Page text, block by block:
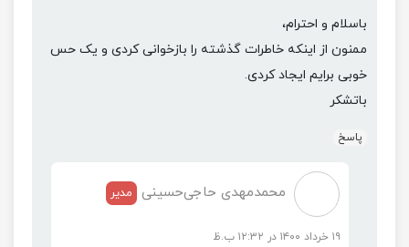
باسلام و احترام،
ممنون از اینکه خاطرات گذشته را بازخوانی کردی و یک حس
خوبی برایم ایجاد کردی.
باتشکر
پاسخ
محمدمهدی حاجی‌حسینی مدیر
۱۹ خرداد ۱۴۰۰ در ۱۲:۳۲ ب.ظ